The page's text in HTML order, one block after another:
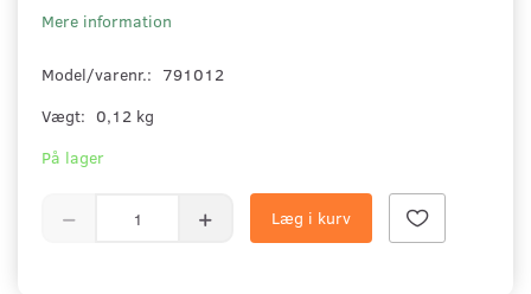
Mere information
Model/varenr.: 791012
Vægt: 0,12 kg
På lager
Læg i kurv